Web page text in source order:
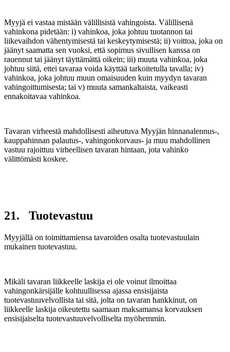
Myyjä ei vastaa mistään välillisistä vahingoista. Välillisenä
vahinkona pidetään: i) vahinkoa, joka johtuu tuotannon tai
liikevaihdon vähentymisestä tai keskeytymisestä; ii) voittoa, joka on
jäänyt saamatta sen vuoksi, että sopimus sivullisen kanssa on
rauennut tai jäänyt täyttämättä oikein; iii) muuta vahinkoa, joka
johtuu siitä, ettei tavaraa voida käyttää tarkoitetulla tavalla; iv)
vahinkoa, joka johtuu muun omaisuuden kuin myydyn tavaran
vahingoittumisesta; tai v) muuta samankaltaista, vaikeasti
ennakoitavaa vahinkoa.
Tavaran virheestä mahdollisesti aiheutuva Myyjän hinnanalennus-,
kauppahinnan palautus-, vahingonkorvaus- ja muu mahdollinen
vastuu rajoittuu virheellisen tavaran hintaan, jota vahinko
välittömästi koskee.
21. Tuotevastuu
Myyjällä on toimittamiensa tavaroiden osalta tuotevastuulain
mukainen tuotevastuu.
Mikäli tavaran liikkeelle laskija ei ole voinut ilmoittaa
vahingonkärsijälle kohtuullisessa ajassa ensisijaista
tuotevastuuvelvollista tai sitä, jolta on tavaran hankkinut, on
liikkeelle laskija oikeutettu saamaan maksamansa korvauksen
ensisijaiselta tuotevastuuvelvolliselta myöhemmin.